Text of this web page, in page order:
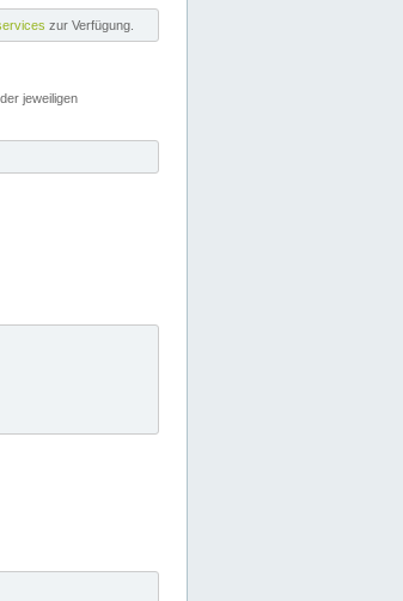
zur Verfügung.
jeweiligen